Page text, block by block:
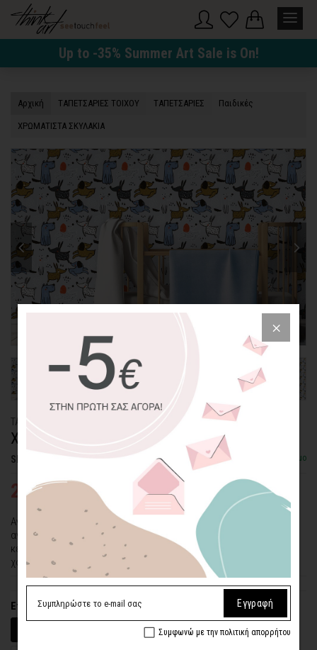
Up to -35% Summer Art Sale is On!
Αρχική TΑΠΕΤΣΑΡΙΕΣ ΤΟΙΧΟΥ TΑΠΕΤΣΑΡΙΕΣ Παιδικές
ΧΡΩΜΑΤΙΣΤΑ ΣΚΥΛΑΚΙΑ
ΤΑΠΕΤΣΑΡΙΑ PATTERN
ΧΡΩΜΑΤΙΣΤΑ ΣΚΥΛΑΚΙΑ
SKU: WLP-74 Διαθέσιμο
24,26€ 34,65€
Αν τρέφετε ιδιαίτερη αγάπη για τους τετράποδους φίλους του
ανθρώπου, αυτή η ταπετσαρία με τα χρωματιστά σκυλάκια θα σας
κερδίσει σίγουρα... Πολύ απλά γιατί είναι όλα τους τόσο
χαριτωμένα!
Επιλέξτε υλικό
Ύφασμα (Με Υγρή Κόλλα)
Εγγραφή
Συμφωνώ με την πολιτική απορρήτου